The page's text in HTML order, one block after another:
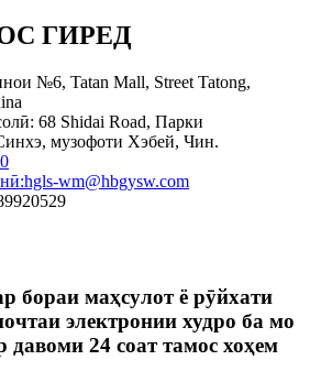
ГИРЕД
№6, Tatan Mall, Street Tatong,
68 Shidai Road, Парки
музофоти Хэбей, Чин.
hgls-wm@hbgysw.com
бораи маҳсулот ё рӯйхати
электронии худро ба мо
давоми 24 соат тамос хоҳем